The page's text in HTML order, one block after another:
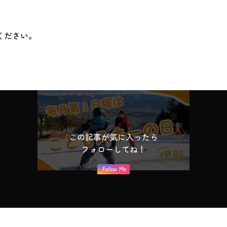
さい。
この記事が気に入ったら
フォローしてね！
Follow Me